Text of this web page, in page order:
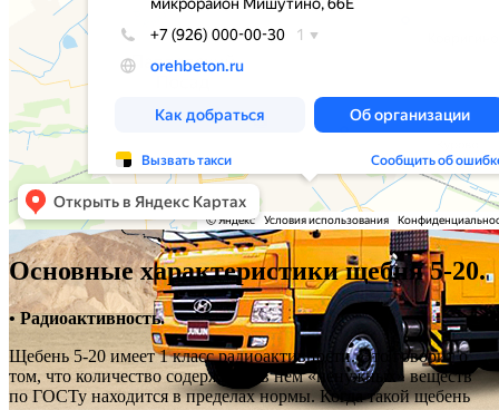
Основные характеристики щебня 5-20.
• Радиоактивность.
Щебень 5-20 имеет 1 класс радиоактивности. Это говорит о
том, что количество содержания в нем «ненужных» веществ
по ГОСТу находится в пределах нормы. Когда такой щебень